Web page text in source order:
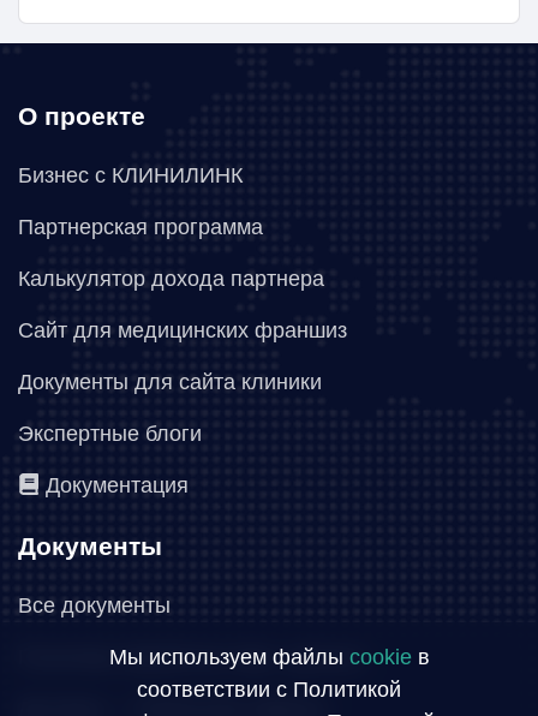
О проекте
Бизнес с КЛИНИЛИНК
Партнерская программа
Калькулятор дохода партнера
Сайт для медицинских франшиз
Документы для сайта клиники
Экспертные блоги
Документация
Документы
Все документы
Политика обработки перс. данных
Договор — Публичная оферта
Мы используем файлы cookieв
соответствии с Политикой